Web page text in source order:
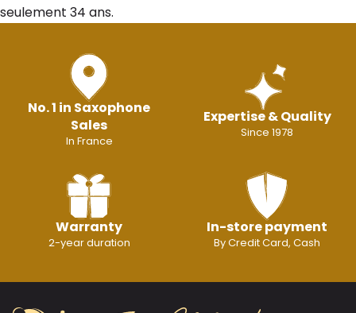
seulement 34 ans.
No. 1 in Saxophone
Sales
In France
Expertise & Quality
Since 1978
Warranty
2-year duration
In-store payment
By Credit Card, Cash